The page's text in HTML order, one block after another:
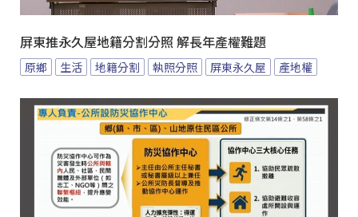
屏東推永久屋地籍分割分照 解長年產權難題
原鄉 生活 地籍分割 執照分照 屏東永久屋 產地權